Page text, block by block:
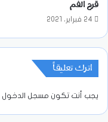
قرح الفم
24 فبراير، 2021
اترك تعليقاً
يجب أنت تكون مسجل الدخول